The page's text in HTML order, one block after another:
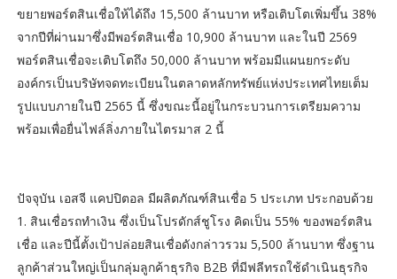
ขยายพอร์ตสินเชื่อให้ได้ถึง 15,500 ล้านบาท หรือเติบโตเพิ่มขึ้น 38%
จากปีที่ผ่านมาซึ่งมีพอร์ตสินเชื่อ 10,900 ล้านบาท และในปี 2569
พอร์ตสินเชื่อจะเติบโตถึง 50,000 ล้านบาท พร้อมมีแผนยกระดับ
องค์กรเป็นบริษัทจดทะเบียนในตลาดหลักทรัพย์แห่งประเทศไทยเต็ม
รูปแบบภายในปี 2565 นี้ ซึ่งขณะนี้อยู่ในกระบวนการเตรียมความ
พร้อมเพื่อยื่นไฟล์ลิ่งภายในไตรมาส 2 นี้
ปัจจุบัน เอสจี แคปปิตอล มีผลิตภัณฑ์สินเชื่อ 5 ประเภท ประกอบด้วย
1. สินเชื่อรถทำเงิน ซึ่งเป็นโปรดักส์ชูโรง คิดเป็น 55% ของพอร์ตสิน
เชื่อ และปีนี้ตั้งเป้าปล่อยสินเชื่อดังกล่าวรวม 5,500 ล้านบาท ซึ่งฐาน
ลูกค้าส่วนใหญ่เป็นกลุ่มลูกค้าธุรกิจ B2B ที่มีฟลีทรถใช้ดำเนินธุรกิจ